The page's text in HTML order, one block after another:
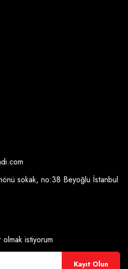
sokak, no:38 Beyoğlu İstanbul
istiyorum
Kayıt Olun